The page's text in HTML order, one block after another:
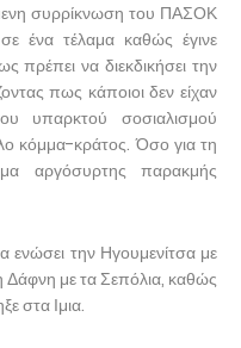
συρρίκνωση του ΠΑΣΟΚ
ένα τέλαμα καθώς έγινε
πρέπει να διεκδικήσει την
πως κάποιοι δεν είχαν
υπαρκτού σοσιαλισμού
κόμμα-κράτος. Όσο για τη
αργόσυρτης παρακμής
την Ηγουμενίτσα με
Δάφνη με τα Σεπόλια, καθώς
στα Ιμια.